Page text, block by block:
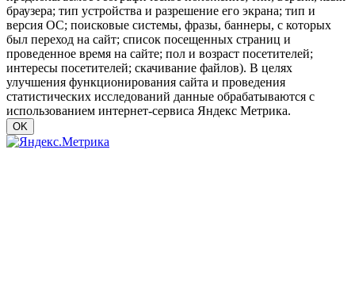
браузера; тип устройства и разрешение его экрана; тип и
версия ОС; поисковые системы, фразы, баннеры, с которых
был переход на сайт; список посещенных страниц и
проведенное время на сайте; пол и возраст посетителей;
интересы посетителей; скачивание файлов). В целях
улучшения функционирования сайта и проведения
статистических исследований данные обрабатываются с
использованием интернет-сервиса Яндекс Метрика.
OK